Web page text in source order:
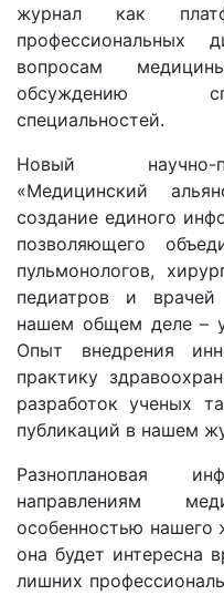
журнал как
профессиональных
вопросам
обсуждению
специальностей.
Новый научно-
«Медицинский
создание единого
позволяющего
пульмонологов,
педиатров и врачей
нашем общем деле –
Опыт внедрения
практику
разработок ученых
публикаций в нашем
Разноплановая
направлениям
особенностью нашего
она будет интересна
лишних